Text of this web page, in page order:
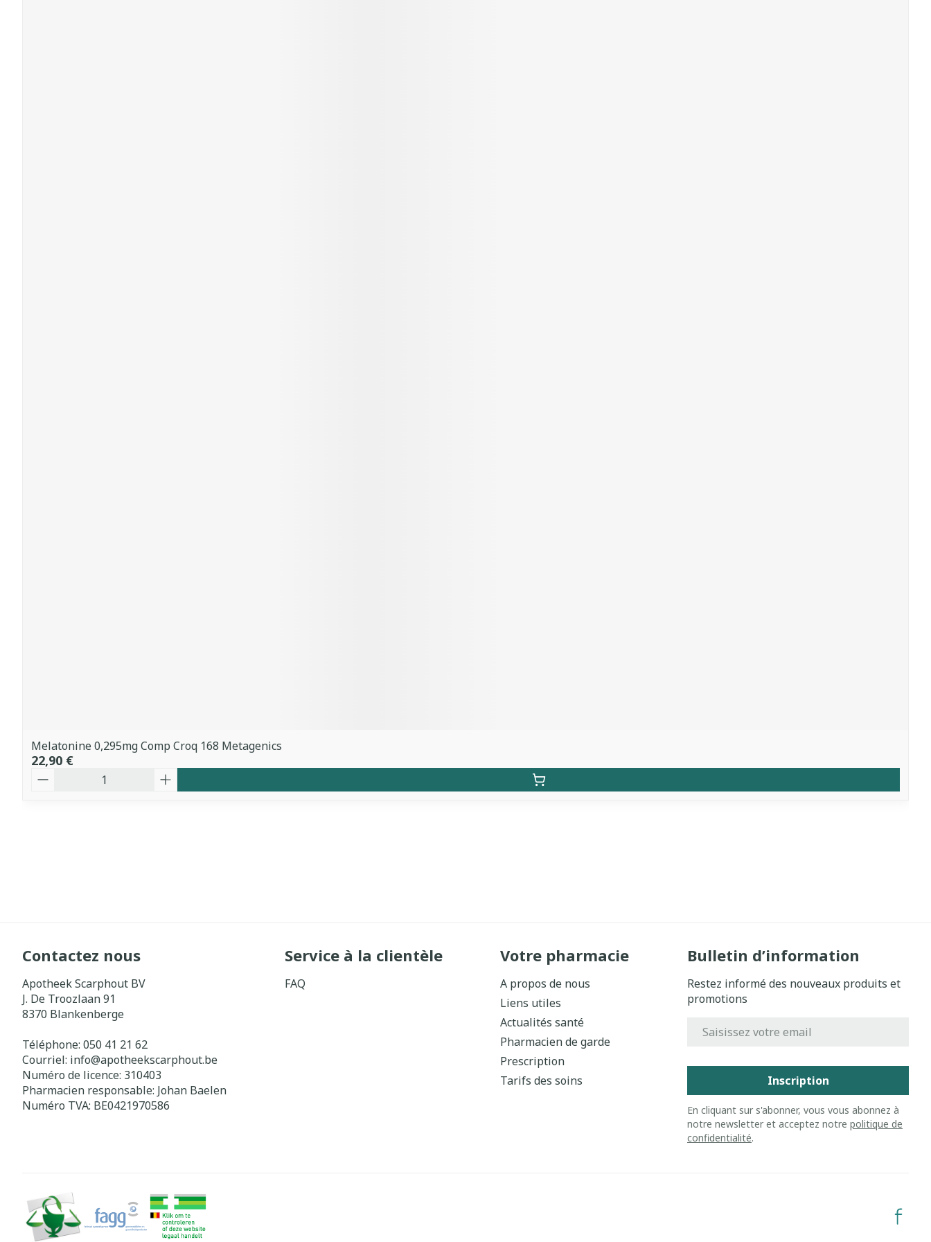
Melatonine 0,295mg Comp Croq 168 Metagenics
22,90 €
Contactez nous
Apotheek Scarphout BV
J. De Troozlaan 91
8370 Blankenberge
Téléphone: 050 41 21 62
Courriel: info@apotheekscarphout.be
Numéro de licence: 310403
Pharmacien responsable: Johan Baelen
Numéro TVA: BE0421970586
Service à la clientèle
FAQ
Votre pharmacie
A propos de nous
Liens utiles
Actualités santé
Pharmacien de garde
Prescription
Tarifs des soins
Bulletin d’information
Restez informé des nouveaux produits et
promotions
Inscription
En cliquant sur s'abonner, vous vous abonnez à
notre newsletter et acceptez notrepolitique de
confidentialité.